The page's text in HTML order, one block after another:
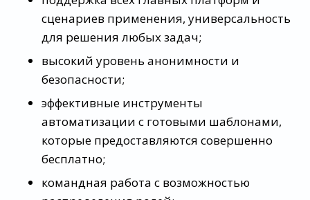
сценариев применения, универсальность
для решения любых задач;
высокий уровень анонимности и
безопасности;
эффективные инструменты
автоматизации с готовыми шаблонами,
которые предоставляются совершенно
бесплатно;
командная работа с возможностью